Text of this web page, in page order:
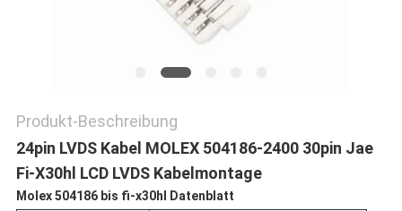
Produkt-Beschreibung
24pin LVDS Kabel MOLEX 504186-2400 30pin Jae
Fi-X30hl LCD LVDS Kabelmontage
Molex 504186 bis fi-x30hl Datenblatt